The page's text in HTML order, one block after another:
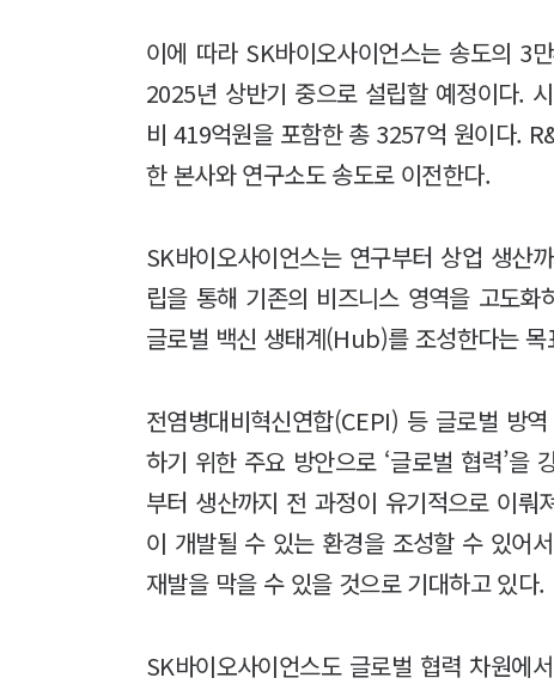
이에 따라 SK바이오사이언스는 송도의
2025년 상반기 중으로 설립할 예정이다.
비 419억원을 포함한 총 3257억 원이다.
한 본사와 연구소도 송도로 이전한다.
SK바이오사이언스는 연구부터 상업 생산
립을 통해 기존의 비즈니스 영역을 고도
글로벌 백신 생태계(Hub)를 조성한다는 목
전염병대비혁신연합(CEPI) 등 글로벌 방
하기 위한 주요 방안으로 ‘글로벌 협력’을
부터 생산까지 전 과정이 유기적으로 이
이 개발될 수 있는 환경을 조성할 수 있어
재발을 막을 수 있을 것으로 기대하고 있다.
SK바이오사이언스도 글로벌 협력 차원에